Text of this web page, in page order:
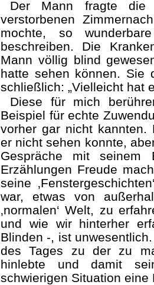
Der Mann fragte die
verstorbenen
mochte, so
beschreiben. Die
Mann völlig blind
hatte sehen können. Sie
schließlich: „Vielleicht hat
Diese für mich
Beispiel für echte
vorher gar nicht kannten.
er nicht sehen konnte,
Gespräche mit seinem
Erzählungen Freude
seine
war, etwas von
‚normalen‘ Welt, zu
und wie wir hinterher
Blinden -, ist
des Tages zu der zu
hinlebte und damit
schwierigen Situation eine